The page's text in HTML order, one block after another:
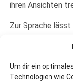
Um dir ein
Technologien wie
ihren Ansichten
Zur Sprache
auf Ottos
Gefühlen, was im
Erzähler sich auf